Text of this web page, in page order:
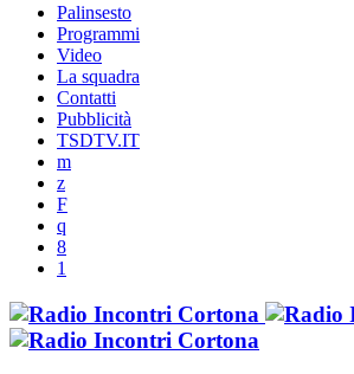
Palinsesto
Programmi
Video
La squadra
Contatti
Pubblicità
TSDTV.IT